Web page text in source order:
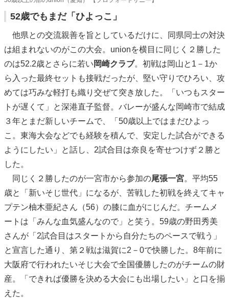
52歳でもまだ「ひよっこ」
他県との交流親善を旨としているだけに、同県同士の対決
は組まれないのがこの大会。unionを横目に同じく２勝した
のは52.2歳とさらに若い 岡崎クラブ。初戦は岡山と1－1か
ら入った最終セットも接戦だったが、堅い守りでひろい、攻
めては巧みな軽打も織り交ぜて突き放した。「いつもスター
トが遅くて」と深港直子監督。バレーが盛んな岡崎市で結成
３年とまだ新しいチームで、「50歳以上ではまだひよっ
こ。東海大会などでも経験を積んで、安定した試合ができる
ようにしたい」と話し、2試合目は奈良を寄せつけず２勝と
した。
同じく２勝したのが一宮市から参加の尾張一宮。平均55
歳と「新いそじ世代」になるが、苦戦した初戦を終えてキャ
プテン柚木亜紀さん（56）の膝に血がにじんだ。チームメ
ートは「みんな血気盛んなので」と笑う。59歳の野田秀美
さんが「2試合目はスタートから自分たちのペースで戦う」
と宣言した通り、第２戦は滋賀に2－0で快勝した。8年前に
大阪府で行われたいそじ大会で全国優勝したのがチームの財
産。「できれば優勝を決める大会にも出場したい」と口を揃
えた。